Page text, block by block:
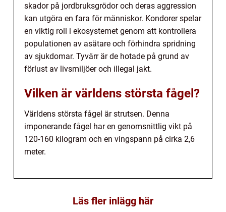
skador på jordbruksgrödor och deras aggression
kan utgöra en fara för människor. Kondorer spelar
en viktig roll i ekosystemet genom att kontrollera
populationen av asätare och förhindra spridning
av sjukdomar. Tyvärr är de hotade på grund av
förlust av livsmiljöer och illegal jakt.
Vilken är världens största fågel?
Världens största fågel är strutsen. Denna
imponerande fågel har en genomsnittlig vikt på
120-160 kilogram och en vingspann på cirka 2,6
meter.
Läs fler inlägg här